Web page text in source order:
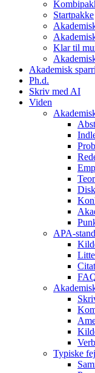
Startpakke
Klar til
Akademisk
Ph.d.
Skriv med AI
Viden
APA-
Typiske